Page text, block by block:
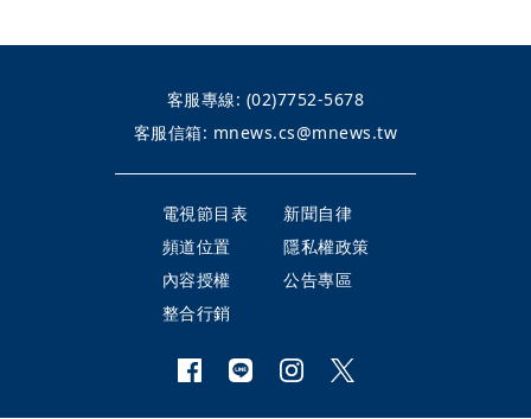
客服專線: (02)7752-5678
客服信箱: mnews.cs@mnews.tw
電視節目表
新聞自律
頻道位置
隱私權政策
內容授權
公告專區
整合行銷